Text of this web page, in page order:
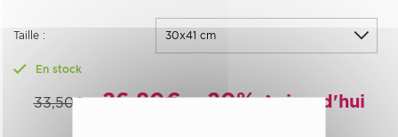
Taille :
En stock
33,50€ 26,80€ -20%Aujourd'hui